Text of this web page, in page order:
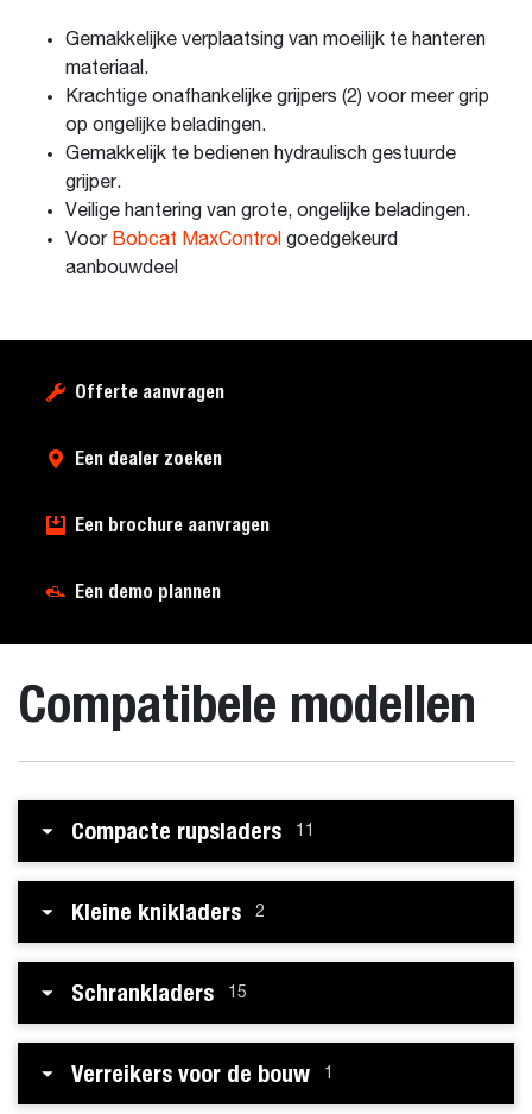
Gemakkelijke verplaatsing van moeilijk te hanteren
materiaal.
Krachtige onafhankelijke grijpers (2) voor meer grip
op ongelijke beladingen.
Gemakkelijk te bedienen hydraulisch gestuurde
grijper.
Veilige hantering van grote, ongelijke beladingen.
Voor Bobcat MaxControl goedgekeurd
aanbouwdeel
Offerte aanvragen
Een dealer zoeken
Een brochure aanvragen
Een demo plannen
Compatibele modellen
Compacte rupsladers 11
Kleine knikladers 2
Schrankladers 15
Verreikers voor de bouw 1